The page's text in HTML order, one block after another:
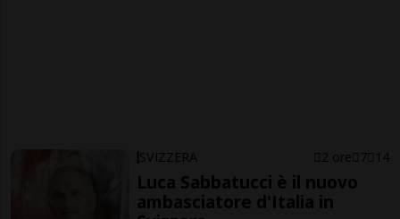
SVIZZERA 2 ore 7 14
Luca Sabbatucci è il nuovo
ambasciatore d'Italia in